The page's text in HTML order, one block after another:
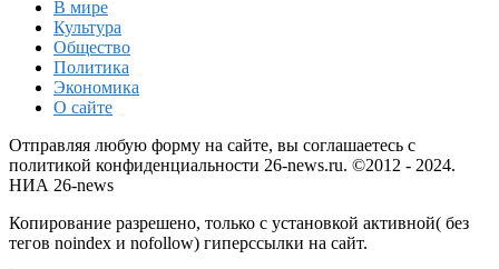
В мире
Культура
Общество
Политика
Экономика
О сайте
Отправляя любую форму на сайте, вы соглашаетесь с
политикой конфиденциальности 26-news.ru. ©2012 - 2024.
НИА 26-news
Копирование разрешено, только с установкой активной( без
тегов noindex и nofollow) гиперссылки на сайт.